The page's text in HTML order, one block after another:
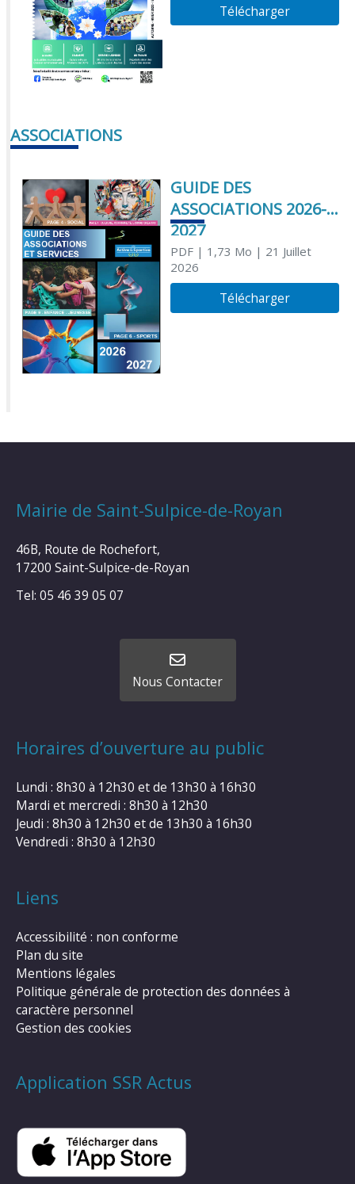
Télécharger
ASSOCIATIONS
GUIDE DES
ASSOCIATIONS 2026-
2027
PDF| 1,73 Mo | 21 Juillet
2026
Télécharger
Mairie de Saint-Sulpice-de-Royan
46B, Route de Rochefort,
17200 Saint-Sulpice-de-Royan
Tel: 05 46 39 05 07
Nous Contacter
Horaires d’ouverture au public
Lundi : 8h30 à 12h30 et de 13h30 à 16h30
Mardi et mercredi : 8h30 à 12h30
Jeudi : 8h30 à 12h30 et de 13h30 à 16h30
Vendredi : 8h30 à 12h30
Liens
Accessibilité : non conforme
Plan du site
Mentions légales
Politique générale de protection des données à
caractère personnel
Gestion des cookies
Application SSR Actus